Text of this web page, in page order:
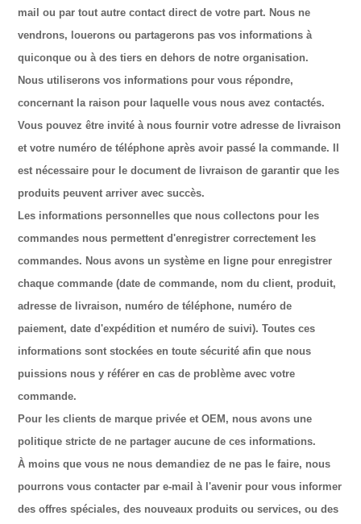
mail ou par tout autre contact direct de votre part. Nous ne
vendrons, louerons ou partagerons pas vos informations à
quiconque ou à des tiers en dehors de notre organisation.
Nous utiliserons vos informations pour vous répondre,
concernant la raison pour laquelle vous nous avez contactés.
Vous pouvez être invité à nous fournir votre adresse de livraison
et votre numéro de téléphone après avoir passé la commande. Il
est nécessaire pour le document de livraison de garantir que les
produits peuvent arriver avec succès.
Les informations personnelles que nous collectons pour les
commandes nous permettent d'enregistrer correctement les
commandes. Nous avons un système en ligne pour enregistrer
chaque commande (date de commande, nom du client, produit,
adresse de livraison, numéro de téléphone, numéro de
paiement, date d'expédition et numéro de suivi). Toutes ces
informations sont stockées en toute sécurité afin que nous
puissions nous y référer en cas de problème avec votre
commande.
Pour les clients de marque privée et OEM, nous avons une
politique stricte de ne partager aucune de ces informations.
À moins que vous ne nous demandiez de ne pas le faire, nous
pourrons vous contacter par e-mail à l'avenir pour vous informer
des offres spéciales, des nouveaux produits ou services, ou des